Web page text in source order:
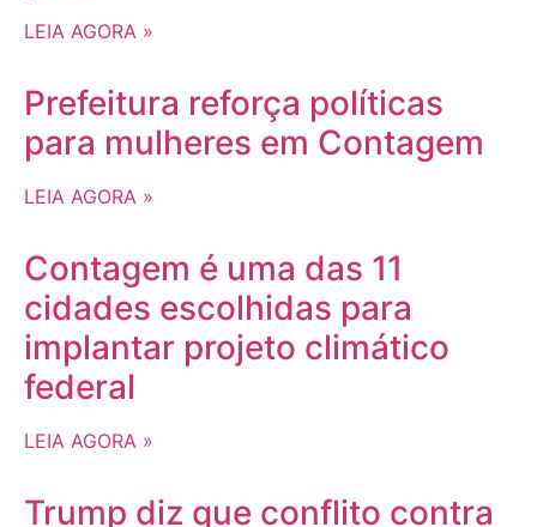
LEIA AGORA »
Prefeitura reforça políticas
para mulheres em Contagem
LEIA AGORA »
Contagem é uma das 11
cidades escolhidas para
implantar projeto climático
federal
LEIA AGORA »
Trump diz que conflito contra